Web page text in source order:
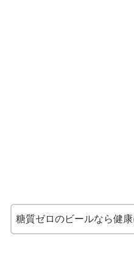
糖質ゼロのビールなら健